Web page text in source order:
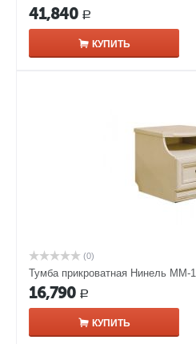
41,840 Р
КУПИТЬ
(0)
Тумба прикроватная Нинель ММ-
16,790 Р
КУПИТЬ